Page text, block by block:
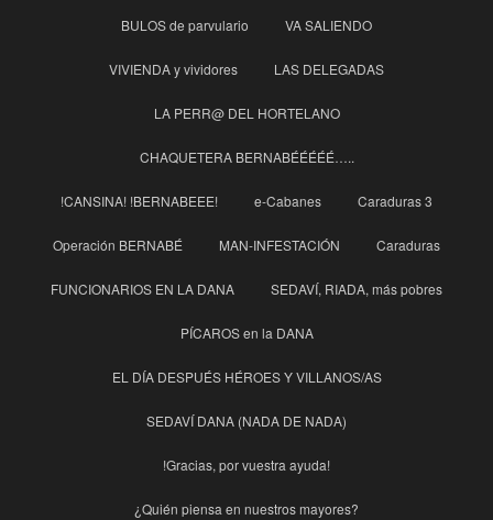
BULOS de parvulario VA SALIENDO
VIVIENDA y vividores LAS DELEGADAS
LA PERR@ DEL HORTELANO
CHAQUETERA BERNABÉÉÉÉÉ…..
!CANSINA! !BERNABEEE! e-Cabanes Caraduras 3
Operación BERNABÉ MAN-INFESTACIÓN Caraduras
FUNCIONARIOS EN LA DANA SEDAVÍ, RIADA, más pobres
PÍCAROS en la DANA
EL DÍA DESPUÉS HÉROES Y VILLANOS/AS
SEDAVÍ DANA (NADA DE NADA)
!Gracias, por vuestra ayuda!
¿Quién piensa en nuestros mayores?